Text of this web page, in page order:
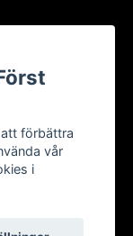
förbättra
vår
i